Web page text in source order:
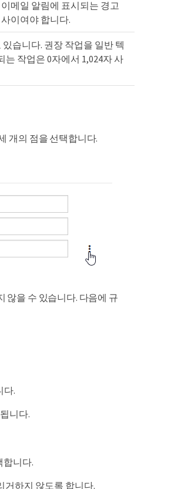
메일 알림에 표시되는 경고
이여야 합니다.
습니다. 권장 작업을 일반 텍
작업은 0자에서 1,024자 사
개의 점을 선택합니다.
않을 수 있습니다. 다음에 규
다.
니다.
합니다.
거하지 않도록 합니다.